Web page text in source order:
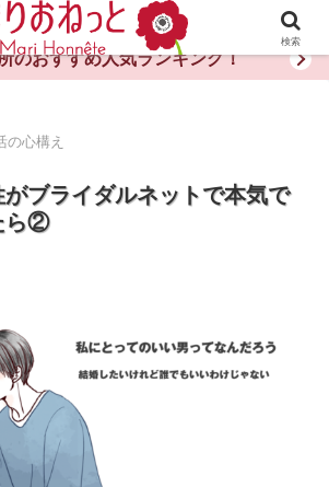
体験談・評判・秘訣がわかる情報サイト
のおすすめ人気ランキング！
の心構え
ブライダルネットで本気で
ら②
検索